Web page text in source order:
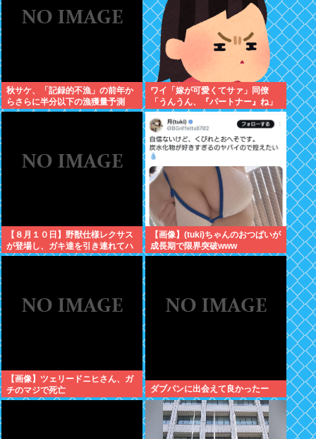
秋サケ、「記録的不漁」の前年か
らさらに半分以下の漁獲量予測
「なぜこれほど減ったのか、日本
ワイ「嫁が可愛くてサァ」同僚
「うんうん、『パートナー』ね」
【８月１０日】野獣仕様レクサス
が登場し、ガキ達を引き連れてハ
ーメルンの笛吹き状態となる （※
【画像】(tuki)ちゃんのおつぱいが
成長期で限界突破www
【画像】ツェリードニヒさん、ガ
チのマジで死亡
ダブパンに出会えて良かったー